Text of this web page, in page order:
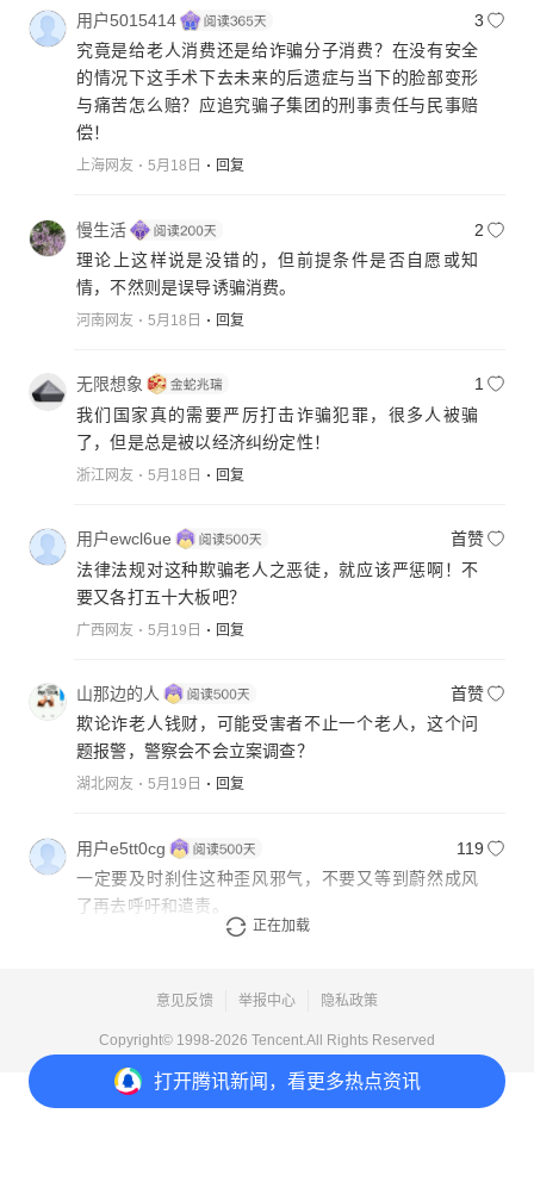
打开腾讯新闻，看更多热点资讯
用户5015414
3
究竟是给老人消费还是给诈骗分子消费？在没有安全
的情况下这手术下去未来的后遗症与当下的脸部变形
与痛苦怎么赔？应追究骗子集团的刑事责任与民事赔
偿！
上海网友 5月18日 回复
慢生活
2
理论上这样说是没错的，但前提条件是否自愿或知
情，不然则是误导诱骗消费。
河南网友 5月18日 回复
无限想象
1
我们国家真的需要严厉打击诈骗犯罪，很多人被骗
了，但是总是被以经济纠纷定性！
浙江网友 5月18日 回复
用户ewcl6ue
首赞
法律法规对这种欺骗老人之恶徒，就应该严惩啊！不
要又各打五十大板吧？
广西网友 5月19日 回复
山那边的人
首赞
欺论诈老人钱财，可能受害者不止一个老人，这个问
题报警，警察会不会立案调查？
湖北网友 5月19日 回复
用户e5tt0cg
119
一定要及时刹住这种歪风邪气，不要又等到蔚然成风
了再去呼吁和遣责。
回复
正在加载
意见反馈 举报中心 隐私政策
Copyright© 1998-2026 Tencent.All Rights Reserved